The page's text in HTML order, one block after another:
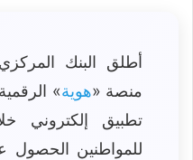
أطلق البنك
منصة «هوية»
تطبيق إلكتروني
للمواطنين الحصول